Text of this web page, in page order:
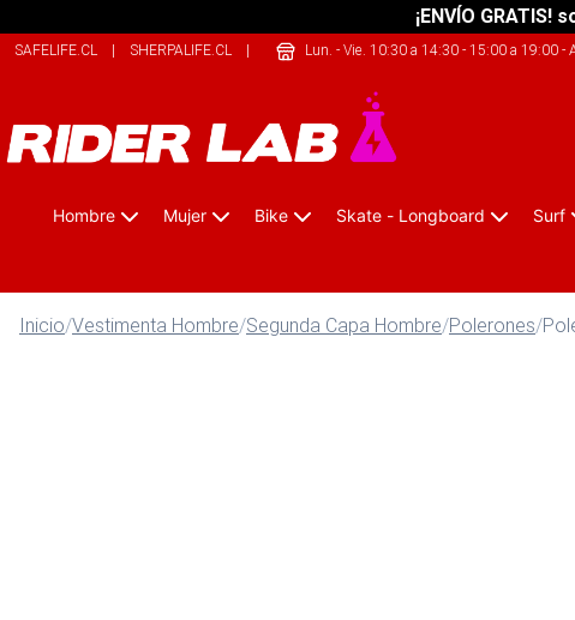
¡ENVÍO
SAFELIFE.CL | SHERPALIFE.CL | SHERPALIFE.COM.AR
Lun. - Vie. 10:30 a 14:30 - 15:00 a 19:00-
Hombre Mujer Bike Skate - Longboard Surf
Inicio/Vestimenta Hombre/Segunda Capa Hombre/Polerones/